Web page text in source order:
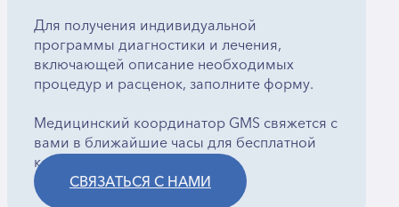
Для получения индивидуальной
программы диагностики и лечения,
включающей описание необходимых
процедур и расценок, заполните форму.
Медицинский координатор GMS свяжется с
вами в ближайшие часы для бесплатной
консультации.
СВЯЗАТЬСЯ С НАМИ